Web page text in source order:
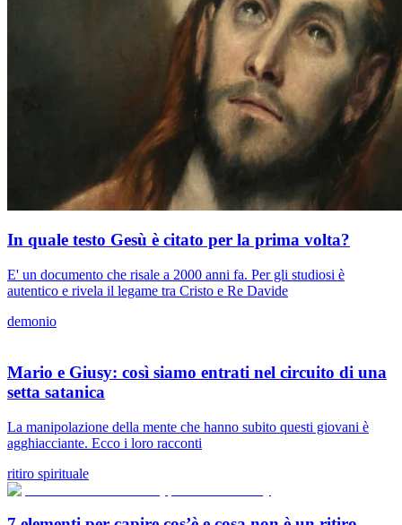
In quale testo Gesù è citato per la prima volta?
E' un documento che risale a 2000 anni fa. Per gli studiosi è
autentico e rivela il legame tra Cristo e Re Davide
demonio
Mario e Giusy: così siamo entrati nel circuito di una
setta satanica
La manipolazione della mente che hanno subito questi giovani è
agghiacciante. Ecco i loro racconti
ritiro spirituale